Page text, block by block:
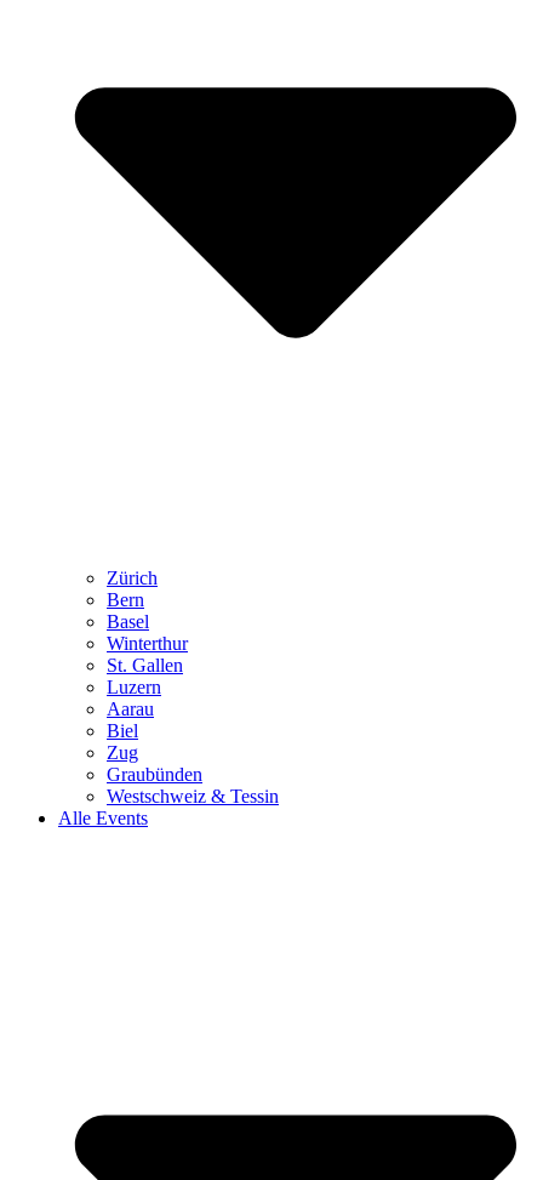
Zürich
Bern
Basel
Winterthur
St. Gallen
Luzern
Aarau
Biel
Zug
Graubünden
Westschweiz & Tessin
Alle Events